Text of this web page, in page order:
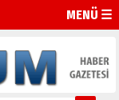
MENÜ ☰